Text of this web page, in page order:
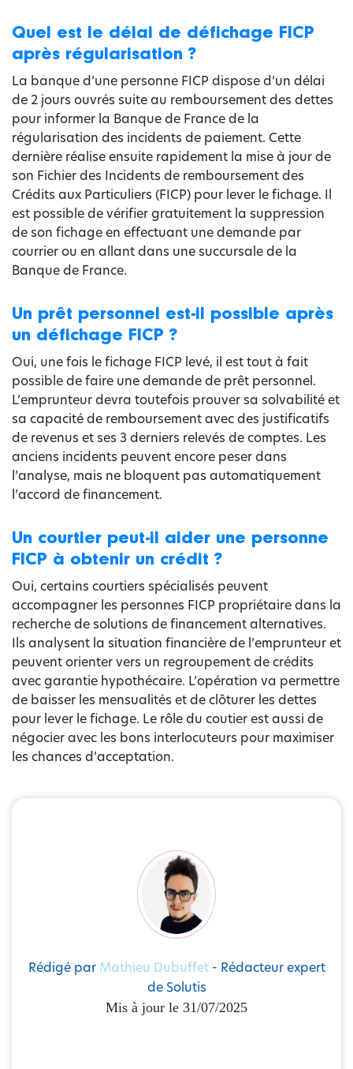
Quel est le délai de défichage FICP
après régularisation ?
La banque d’une personne FICP dispose d’un délai
de 2 jours ouvrés suite au remboursement des dettes
pour informer la Banque de France de la
régularisation des incidents de paiement. Cette
dernière réalise ensuite rapidement la mise à jour de
son Fichier des Incidents de remboursement des
Crédits aux Particuliers (FICP) pour lever le fichage. Il
est possible de vérifier gratuitement la suppression
de son fichage en effectuant une demande par
courrier ou en allant dans une succursale de la
Banque de France.
Un prêt personnel est-il possible après
un défichage FICP ?
Oui, une fois le fichage FICP levé, il est tout à fait
possible de faire une demande de prêt personnel.
L’emprunteur devra toutefois prouver sa solvabilité et
sa capacité de remboursement avec des justificatifs
de revenus et ses 3 derniers relevés de comptes. Les
anciens incidents peuvent encore peser dans
l’analyse, mais ne bloquent pas automatiquement
l’accord de financement.
Un courtier peut-il aider une personne
FICP à obtenir un crédit ?
Oui, certains courtiers spécialisés peuvent
accompagner les personnes FICP propriétaire dans la
recherche de solutions de financement alternatives.
Ils analysent la situation financière de l’emprunteur et
peuvent orienter vers un regroupement de crédits
avec garantie hypothécaire. L’opération va permettre
de baisser les mensualités et de clôturer les dettes
pour lever le fichage. Le rôle du coutier est aussi de
négocier avec les bons interlocuteurs pour maximiser
les chances d’acceptation.
Rédigé par Mathieu Dubuffet- Rédacteur expert
de Solutis
Mis à jour le 31/07/2025